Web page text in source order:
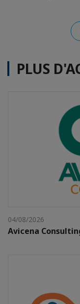
PLUS
04/08/2026
Avicena